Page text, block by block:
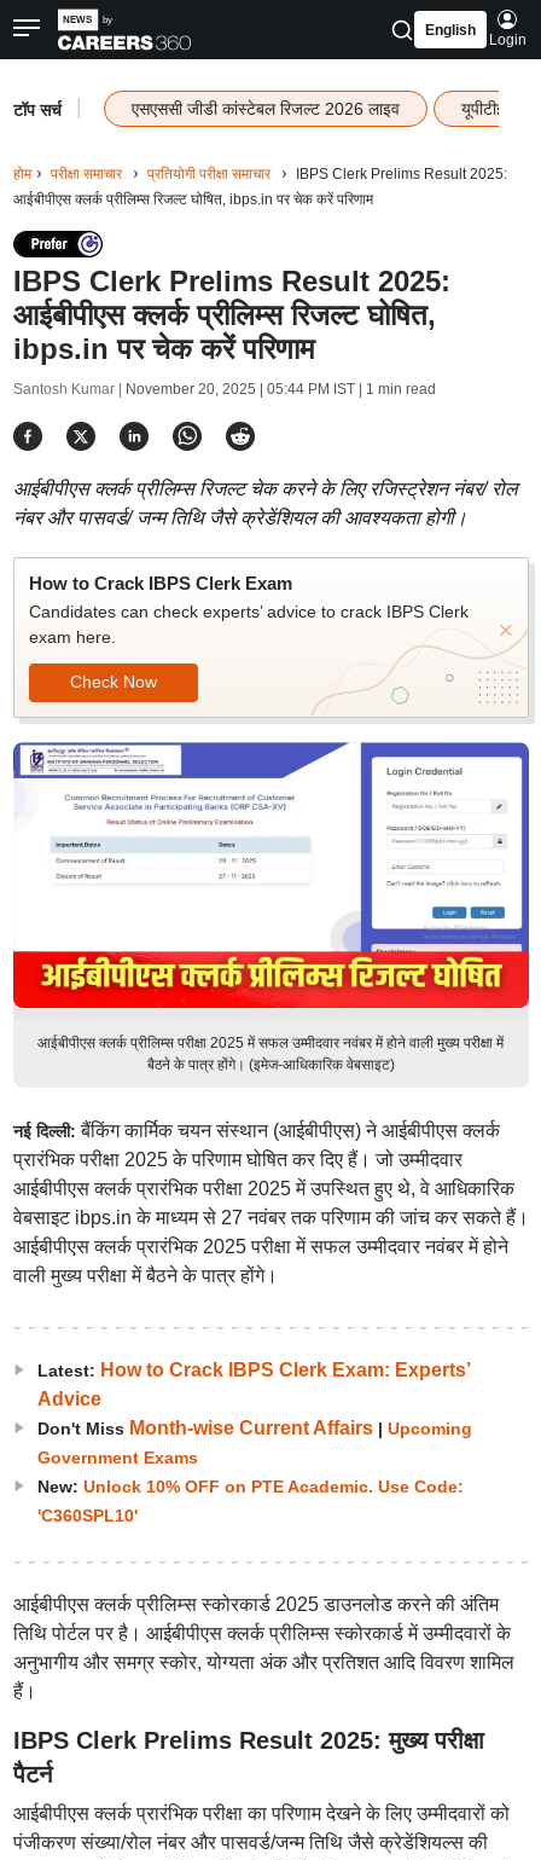
English
Login
टॉप सर्च एसएससी जीडी कांस्टेबल रिजल्ट 2026 लाइव यूपीटीईटी
होम परीक्षा समाचार प्रतियोगी परीक्षा समाचार
IBPS Clerk Prelims Result 2025:
आईबीपीएस क्लर्क प्रीलिम्स रिजल्ट घोषित, ibps.in पर चेक करें परिणाम
IBPS Clerk Prelims Result 2025:
आईबीपीएस क्लर्क प्रीलिम्स रिजल्ट घोषित,
ibps.in पर चेक करें परिणाम
Santosh Kumar | November 20, 2025 | 05:44 PM IST| 1 min read
आईबीपीएस क्लर्क प्रीलिम्स रिजल्ट चेक करने के लिए रजिस्ट्रेशन नंबर/ रोल
नंबर और पासवर्ड/ जन्म तिथि जैसे क्रेडेंशियल की आवश्यकता होगी।
How to Crack IBPS Clerk Exam
Candidates can check experts’ advice to crack IBPS Clerk
exam here.
Check Now
आईबीपीएस क्लर्क प्रीलिम्स परीक्षा 2025 में सफल उम्मीदवार नवंबर में होने वाली मुख्य परीक्षा में
बैठने के पात्र होंगे। (इमेज-आधिकारिक वेबसाइट)
नई दिल्ली:बैंकिंग कार्मिक चयन संस्थान (आईबीपीएस) ने आईबीपीएस क्लर्क
प्रारंभिक परीक्षा 2025 के परिणाम घोषित कर दिए हैं। जो उम्मीदवार
आईबीपीएस क्लर्क प्रारंभिक परीक्षा 2025 में उपस्थित हुए थे, वे आधिकारिक
वेबसाइट ibps.in के माध्यम से 27 नवंबर तक परिणाम की जांच कर सकते हैं।
आईबीपीएस क्लर्क प्रारंभिक 2025 परीक्षा में सफल उम्मीदवार नवंबर में होने
वाली मुख्य परीक्षा में बैठने के पात्र होंगे।
Latest: How to Crack IBPS Clerk Exam: Experts’
Advice
Don't Miss Month-wise Current Affairs| Upcoming
Government Exams
New: Unlock 10% OFF on PTE Academic. Use Code:
'C360SPL10'
आईबीपीएस क्लर्क प्रीलिम्स स्कोरकार्ड 2025 डाउनलोड करने की अंतिम
तिथि पोर्टल पर है। आईबीपीएस क्लर्क प्रीलिम्स स्कोरकार्ड में उम्मीदवारों के
अनुभागीय और समग्र स्कोर, योग्यता अंक और प्रतिशत आदि विवरण शामिल
हैं।
IBPS Clerk Prelims Result 2025: मुख्य परीक्षा
पैटर्न
आईबीपीएस क्लर्क प्रारंभिक परीक्षा का परिणाम देखने के लिए उम्मीदवारों को
पंजीकरण संख्या/रोल नंबर और पासवर्ड/जन्म तिथि जैसे क्रेडेंशियल्स की